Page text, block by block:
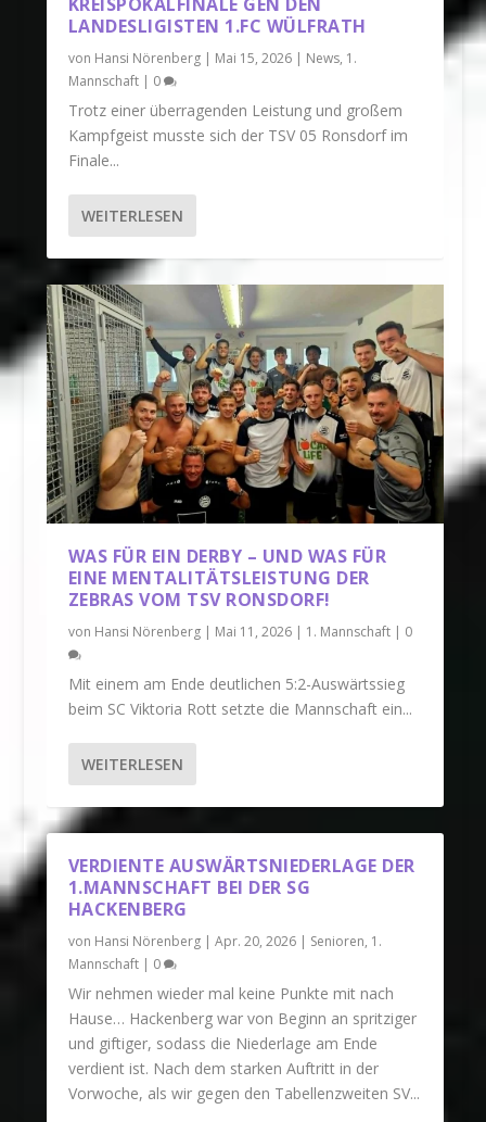
LANDESLIGISTEN 1.FC WÜLFRATH
von Hansi Nörenberg| Mai 15, 2026| News, 1.
Mannschaft| 0
Trotz einer überragenden Leistung und großem
Kampfgeist musste sich der TSV 05 Ronsdorf im
Finale...
WEITERLESEN
WAS FÜR EIN DERBY – UND WAS FÜR
EINE MENTALITÄTSLEISTUNG DER
ZEBRAS VOM TSV RONSDORF!
von Hansi Nörenberg| Mai 11, 2026| 1. Mannschaft| 0
Mit einem am Ende deutlichen 5:2-Auswärtssieg
beim SC Viktoria Rott setzte die Mannschaft ein...
WEITERLESEN
VERDIENTE AUSWÄRTSNIEDERLAGE DER
1.MANNSCHAFT BEI DER SG
HACKENBERG
von Hansi Nörenberg| Apr. 20, 2026| Senioren, 1.
Mannschaft| 0
Wir nehmen wieder mal keine Punkte mit nach
Hause… Hackenberg war von Beginn an spritziger
und giftiger, sodass die Niederlage am Ende
verdient ist. Nach dem starken Auftritt in der
Vorwoche, als wir gegen den Tabellenzweiten SV...